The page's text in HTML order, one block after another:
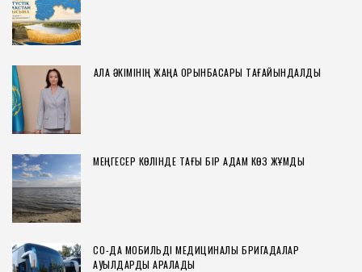
ҚАЛА ӘКІМІНІҢ ЖАҢА ОРЫНБАСАРЫ ТАҒАЙЫНДАЛДЫ
МЕҢГЕСЕР КӨЛІНДЕ ТАҒЫ БІР АДАМ КӨЗ ЖҰМДЫ
СҚО-ДА МОБИЛЬДІ МЕДИЦИНАЛЫҚ БРИГАДАЛАР
АУЫЛДАРДЫ АРАЛАДЫ